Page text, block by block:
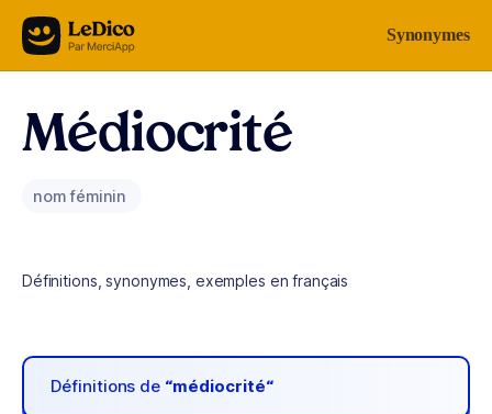
Aller au contenu Synonymes
Médiocrité
nom féminin
Définitions, synonymes, exemples en français
Définitions de “médiocrité“